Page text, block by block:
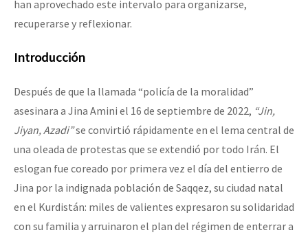
han aprovechado este intervalo para organizarse,
recuperarse y reflexionar.
Introducción
Después de que la llamada “policía de la moralidad”
asesinara a Jina Amini el 16 de septiembre de 2022, “Jin,
Jiyan, Azadi”se convirtió rápidamente en el lema central de
una oleada de protestas que se extendió por todo Irán. El
eslogan fue coreado por primera vez el día del entierro de
Jina por la indignada población de Saqqez, su ciudad natal
en el Kurdistán: miles de valientes expresaron su solidaridad
con su familia y arruinaron el plan del régimen de enterrar a